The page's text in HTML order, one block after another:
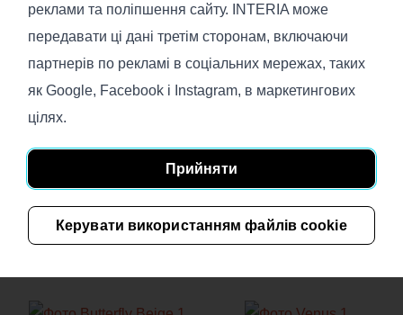
Вам може сподобатись
Svoya
Розмір (Дов/Гл/В), см.:
Hippo
Розмір (Дов/Гл/В), см.:
реклами та поліпшення сайту. INTERIA може
передавати ці дані третім сторонам, включаючи
партнерів по рекламі в соціальних мережах, таких
як Google, Facebook і Instagram, в маркетингових
цілях.
Прийняти
Керувати використанням файлів cookie